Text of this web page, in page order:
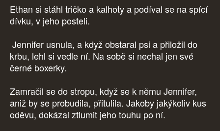
Ethan si stáhl tričko a kalhoty a podíval se na spící
dívku, v jeho posteli.
Jennifer usnula, a když obstaral psi a přiložil do
krbu, lehl si vedle ní. Na sobě si nechal jen své
černé boxerky.
Zamračil se do stropu, když se k němu Jennifer,
aniž by se probudila, přitulila. Jakoby jakýkoliv kus
oděvu, dokázal ztlumit jeho touhu po ní.